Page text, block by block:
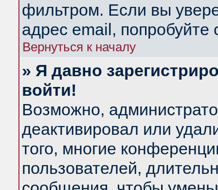
фильтром. Если вы
адрес email, попробуйте
Вернуться к началу
» Я давно
войти!
Возможно,
деактивировал или
того, многие
пользователей,